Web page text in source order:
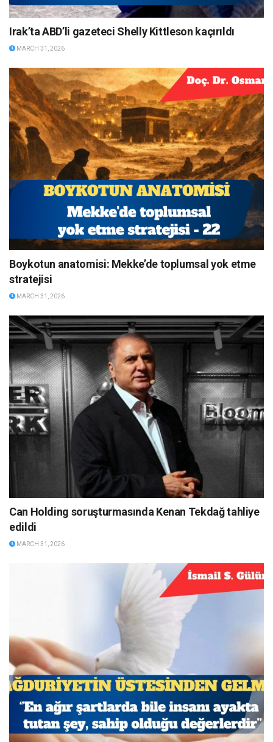
Irak’ta ABD’li gazeteci Shelly Kittleson kaçırıldı
MARCH 31, 2026
Boykotun anatomisi: Mekke’de toplumsal yok etme
stratejisi
MARCH 31, 2026
Can Holding soruşturmasında Kenan Tekdağ tahliye
edildi
MARCH 31, 2026